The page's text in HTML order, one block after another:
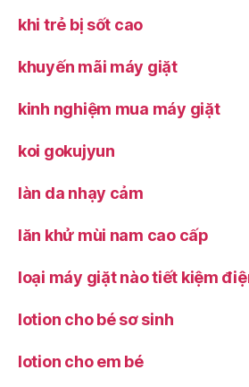
khi trẻ bị sốt cao
khuyến mãi máy giặt
kinh nghiệm mua máy giặt
koi gokujyun
làn da nhạy cảm
lăn khử mùi nam cao cấp
loại máy giặt nào tiết kiệm
lotion cho bé sơ sinh
lotion cho em bé